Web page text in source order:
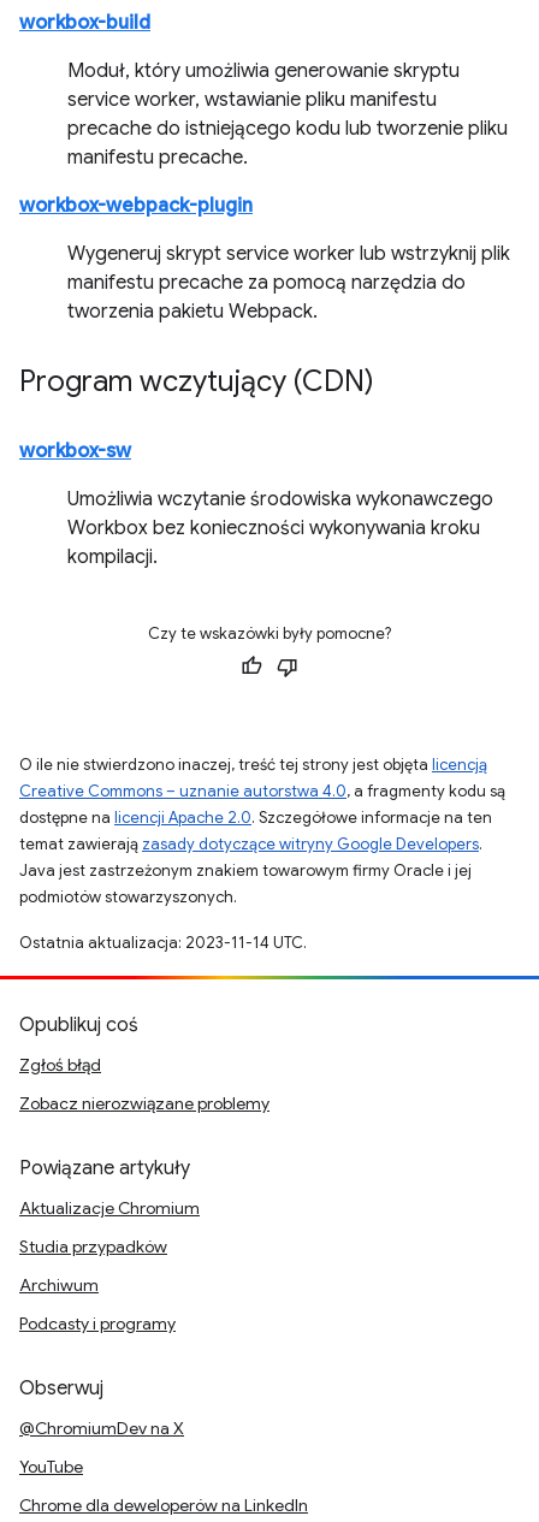
workbox-build
Moduł, który umożliwia generowanie skryptu
service worker, wstawianie pliku manifestu
precache do istniejącego kodu lub tworzenie pliku
manifestu precache.
workbox-webpack-plugin
Wygeneruj skrypt service worker lub wstrzyknij plik
manifestu precache za pomocą narzędzia do
tworzenia pakietu Webpack.
Program wczytujący (CDN)
workbox-sw
Umożliwia wczytanie środowiska wykonawczego
Workbox bez konieczności wykonywania kroku
kompilacji.
Czy te wskazówki były pomocne?
O ile nie stwierdzono inaczej, treść tej strony jest objęta licencją
Creative Commons – uznanie autorstwa 4.0, a fragmenty kodu są
dostępne na licencji Apache 2.0. Szczegółowe informacje na ten
temat zawierają zasady dotyczące witryny Google Developers.
Java jest zastrzeżonym znakiem towarowym firmy Oracle i jej
podmiotów stowarzyszonych.
Ostatnia aktualizacja: 2023-11-14 UTC.
Opublikuj coś
Zgłoś błąd
Zobacz nierozwiązane problemy
Powiązane artykuły
Aktualizacje Chromium
Studia przypadków
Archiwum
Podcasty i programy
Obserwuj
@ChromiumDev na X
YouTube
Chrome dla deweloperów na LinkedIn